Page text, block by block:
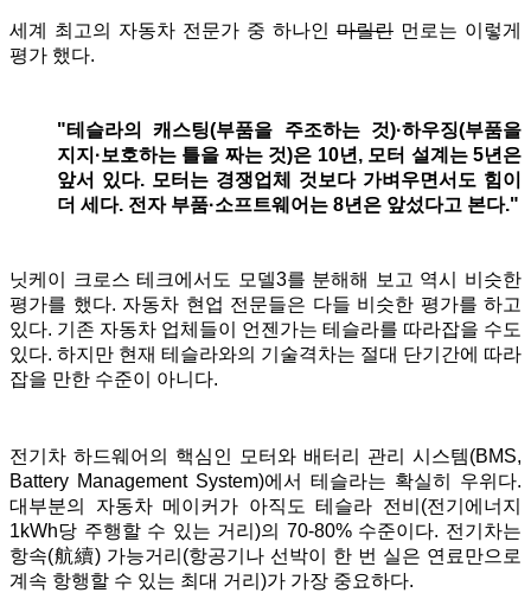
세계 최고의 자동차 전문가 중 하나인 마릴린 먼로는 이렇게
평가 했다.
"테슬라의 캐스팅(부품을 주조하는 것)·하우징(부품을
지지·보호하는 틀을 짜는 것)은 10년, 모터 설계는 5년은
앞서 있다. 모터는 경쟁업체 것보다 가벼우면서도 힘이
더 세다. 전자 부품·소프트웨어는 8년은 앞섰다고 본다."
닛케이 크로스 테크에서도 모델3를 분해해 보고 역시 비슷한
평가를 했다. 자동차 현업 전문들은 다들 비슷한 평가를 하고
있다. 기존 자동차 업체들이 언젠가는 테슬라를 따라잡을 수도
있다. 하지만 현재 테슬라와의 기술격차는 절대 단기간에 따라
잡을 만한 수준이 아니다.
전기차 하드웨어의 핵심인 모터와 배터리 관리 시스템(BMS,
Battery Management System)에서 테슬라는 확실히 우위다.
대부분의 자동차 메이커가 아직도 테슬라 전비(전기에너지
1kWh당 주행할 수 있는 거리)의 70-80% 수준이다. 전기차는
항속(航續) 가능거리(항공기나 선박이 한 번 실은 연료만으로
계속 항행할 수 있는 최대 거리)가 가장 중요하다.